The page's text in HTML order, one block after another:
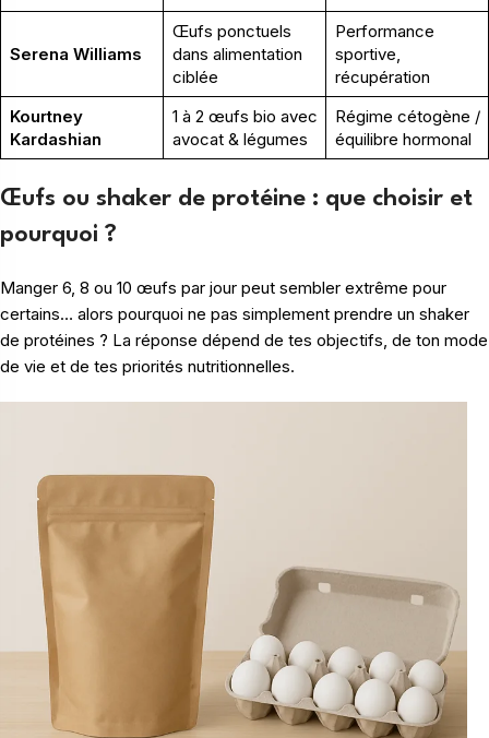
Serena Williams
Œufs ponctuels
dans alimentation
ciblée
Performance
sportive,
récupération
Kourtney
Kardashian
1 à 2 œufs bio avec
avocat & légumes
Régime cétogène /
équilibre hormonal
Œufs ou shaker de protéine : que choisir et
pourquoi ?
Manger 6, 8 ou 10 œufs par jour peut sembler extrême pour
certains… alors pourquoi ne pas simplement prendre un shaker
de protéines ? La réponse dépend de tes objectifs, de ton mode
de vie et de tes priorités nutritionnelles.